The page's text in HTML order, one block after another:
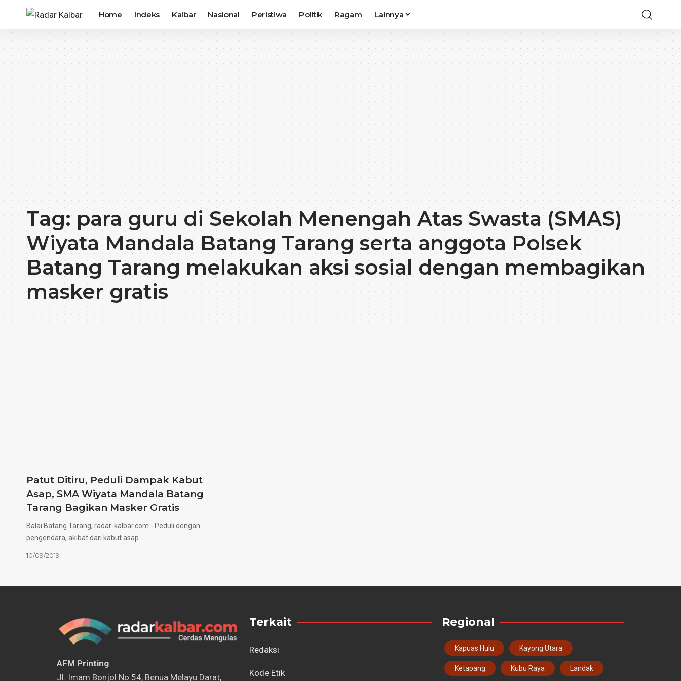
Home Indeks Kalbar Nasional Peristiwa Politik Ragam Lainnya
Tag: para guru di Sekolah Menengah Atas Swasta (SMAS)
Wiyata Mandala Batang Tarang serta anggota Polsek
Batang Tarang melakukan aksi sosial dengan membagikan
masker gratis
Patut Ditiru, Peduli Dampak Kabut
Asap, SMA Wiyata Mandala Batang
Tarang Bagikan Masker Gratis
Balai Batang Tarang, radar-kalbar.com - Peduli dengan
pengendara, akibat dari kabut asap…
10/09/2019
AFM Printing
⁠Jl. Imam Bonjol No.54, Benua Melayu Darat,
Terkait
Redaksi
Kode Etik
Regional
Kapuas Hulu Kayong Utara
Ketapang Kubu Raya Landak